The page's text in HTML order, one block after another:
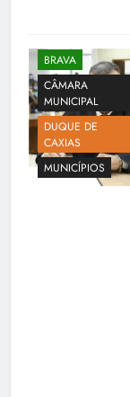
BRAVA
CÂMARA
MUNICIPAL
DUQUE DE
CAXIAS
MUNICÍPIOS